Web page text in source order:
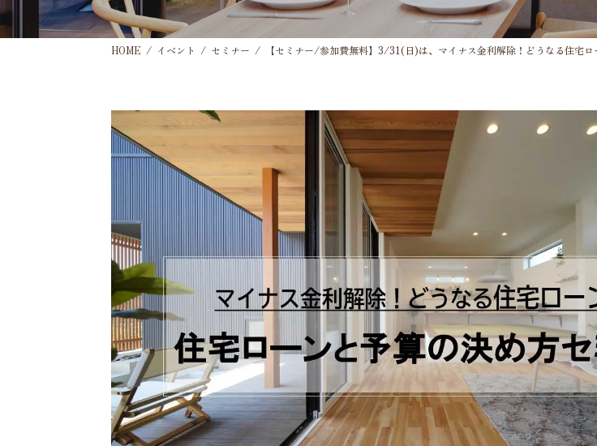
HOME イベント セミナー 【セミナー/参加費無料】3/31(日)は、マイナス金利解除！どうなる住宅